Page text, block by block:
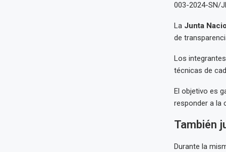
003-2024-SN/
La Junta
de
Los
técnicas de
El objetivo es
responder a la
También
Durante la